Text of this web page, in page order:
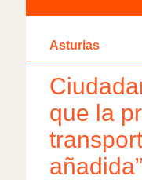
Asturias
que la
añadida”